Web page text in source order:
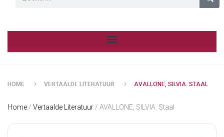
HOME VERTAALDE LITERATUUR AVALLONE, SILVIA. STAAL
Home / Vertaalde Literatuur / AVALLONE, SILVIA. Staal